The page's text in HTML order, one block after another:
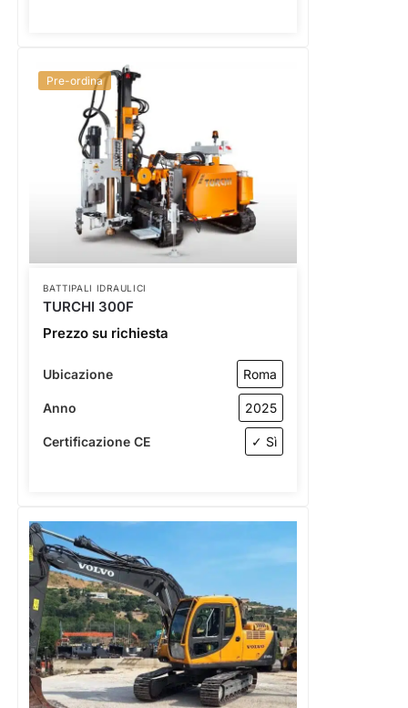
Pre-ordina
BATTIPALI IDRAULICI
TURCHI 300F
Prezzo su richiesta
Ubicazione Roma
Anno 2025
Certificazione CE ✓ Sì